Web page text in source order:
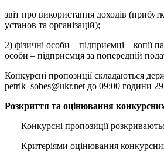
звіт про використання доходів
установ та організацій);
2) фізичні особи – підприємці – копії
особи – підприємця за попередній
Конкурсні пропозиції складаються
petrik_sobes@ukr.net до 09:00 години 29
Розкриття та оцінювання
Конкурсні пропозиції
Критеріями оцінювання